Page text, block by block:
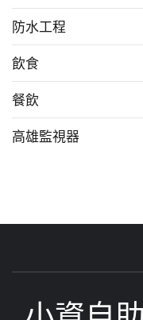
防水工程
飲食
餐飲
高雄監視器